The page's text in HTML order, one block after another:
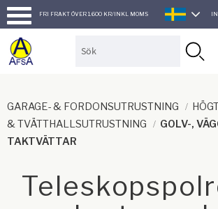
Meny
FRI FRAKT ÖVER 1.600 KR/INKL MOMS
SVENSKA
GARAGE- & FORDONSUTRUSTNING
& TVÄTTHALLSUTRUSTNING
GOLV-,
TAKTVÄTTAR